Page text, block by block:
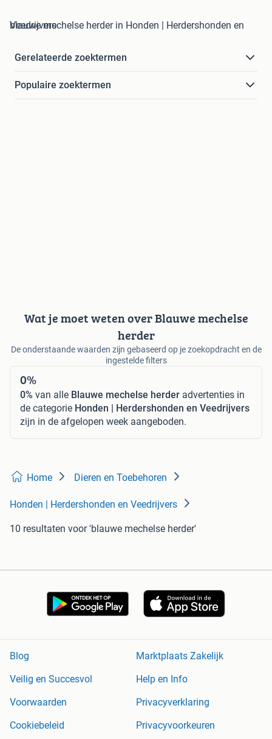
blauwe mechelse herder in Honden | Herdershonden en Veedrijvers
Gerelateerde zoektermen
Populaire zoektermen
Wat je moet weten over Blauwe mechelse
herder
De onderstaande waarden zijn gebaseerd op je zoekopdracht en de
ingestelde filters
0%
0% van alle Blauwe mechelse herder advertenties in
de categorie Honden | Herdershonden en Veedrijvers
zijn in de afgelopen week aangeboden.
Home Dieren en Toebehoren
Honden | Herdershonden en Veedrijvers
10 resultaten voor 'blauwe mechelse herder'
Blog
Marktplaats Zakelijk
Veilig en Succesvol
Help en Info
Voorwaarden
Privacyverklaring
Cookiebeleid
Privacyvoorkeuren